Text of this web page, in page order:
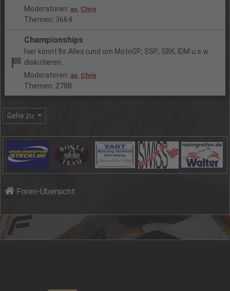
Moderatoren: as, Chris
Themen: 3664
Championships
hier könnt Ihr Alles rund um MotoGP; SSP; SBK; IDM u.s.w.
diskutieren...
Moderatoren: as, Chris
Themen: 2788
Gehe zu
Foren-Übersicht